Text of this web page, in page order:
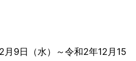
月9日（水）～令和2年12月15